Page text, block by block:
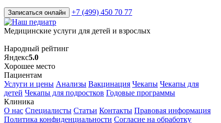
Записаться онлайн +7 (499) 450 70 77
Медицинские услуги для детей и взрослых
Народный рейтинг
Яндекс5.0
Хорошее место
Пациентам
Услуги и цены Анализы Вакцинация Чекапы Чекапы для
детей Чекапы для подростков Годовые программы
Клиника
О нас Специалисты Статьи Контакты Правовая информация
Политика конфиденциальности Согласие на обработку